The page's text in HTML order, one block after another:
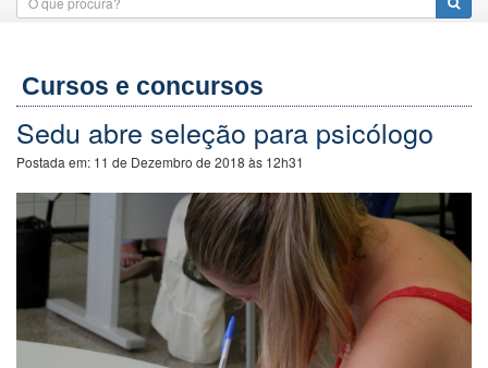
Cursos e concursos
Sedu abre seleção para psicólogo
Postada em: 11 de Dezembro de 2018 às 12h31